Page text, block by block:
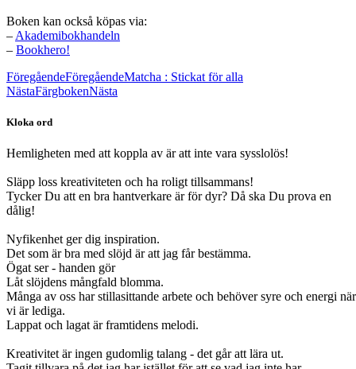
Boken kan också köpas via:
– Akademibokhandeln
– Bookhero!
FöregåendeFöregåendeMatcha : Stickat för alla
NästaFärgbokenNästa
Kloka ord
Hemligheten med att koppla av är att inte vara sysslolös!
Släpp loss kreativiteten och ha roligt tillsammans!
Tycker Du att en bra hantverkare är för dyr? Då ska Du prova en
dålig!
Nyfikenhet ger dig inspiration.
Det som är bra med slöjd är att jag får bestämma.
Ögat ser - handen gör
Låt slöjdens mångfald blomma.
Många av oss har stillasittande arbete och behöver syre och energi när
vi är lediga.
Lappat och lagat är framtidens melodi.
Kreativitet är ingen gudomlig talang - det går att lära ut.